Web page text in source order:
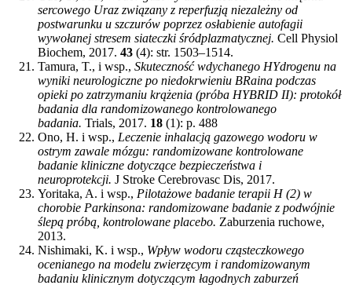
sercowego Uraz związany z reperfuzją niezależny od
postwarunku u szczurów poprzez osłabienie autofagii
wywołanej stresem siateczki śródplazmatycznej. Cell Physiol
Biochem, 2017. 43 (4): str. 1503–1514.
Tamura, T., i wsp., Skuteczność wdychanego HYdrogenu na
wyniki neurologiczne po niedokrwieniu BRaina podczas
opieki po zatrzymaniu krążenia (próba HYBRID II): protokół
badania dla randomizowanego kontrolowanego
badania. Trials, 2017. 18 (1): p. 488
Ono, H. i wsp., Leczenie inhalacją gazowego wodoru w
ostrym zawale mózgu: randomizowane kontrolowane
badanie kliniczne dotyczące bezpieczeństwa i
neuroprotekcji. J Stroke Cerebrovasc Dis, 2017.
Yoritaka, A. i wsp., Pilotażowe badanie terapii H (2) w
chorobie Parkinsona: randomizowane badanie z podwójnie
ślepą próbą, kontrolowane placebo. Zaburzenia ruchowe,
2013.
Nishimaki, K. i wsp., Wpływ wodoru cząsteczkowego
ocenianego na modelu zwierzęcym i randomizowanym
badaniu klinicznym dotyczącym łagodnych zaburzeń